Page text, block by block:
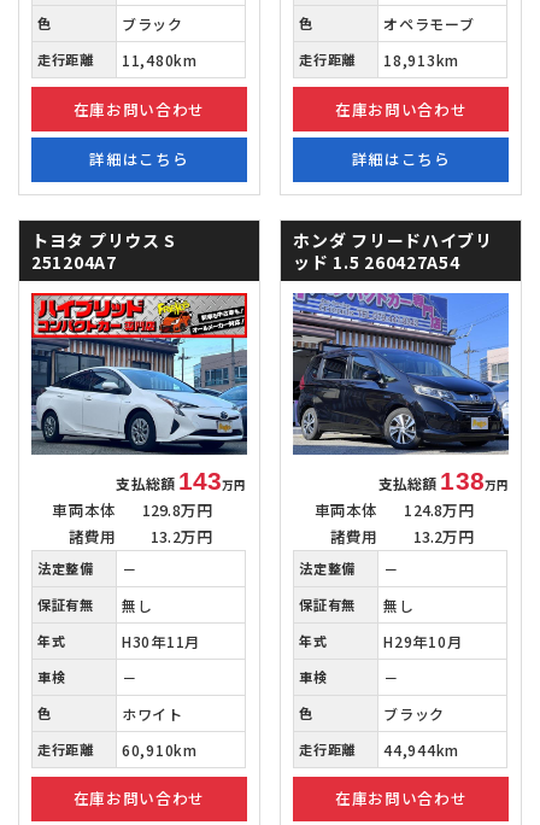
色 ブラック
走行距離 11,480km
在庫お問い合わせ
詳細はこちら
色 オペラモーブ
走行距離 18,913km
在庫お問い合わせ
詳細はこちら
トヨタ プリウスS
251204A7
支払総額 143万円
車両本体
129.8万円
諸費用
13.2万円
法定整備 －
保証有無 無し
年式 H30年11月
車検 －
色 ホワイト
走行距離 60,910km
在庫お問い合わせ
ホンダ フリードハイブリ
ッド 1.5 260427A54
支払総額 138万円
車両本体
124.8万円
諸費用
13.2万円
法定整備 －
保証有無 無し
年式 H29年10月
車検 －
色 ブラック
走行距離 44,944km
在庫お問い合わせ